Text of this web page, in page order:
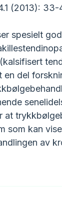
(2013): 33-
spesielt
en del
at
som kan
av